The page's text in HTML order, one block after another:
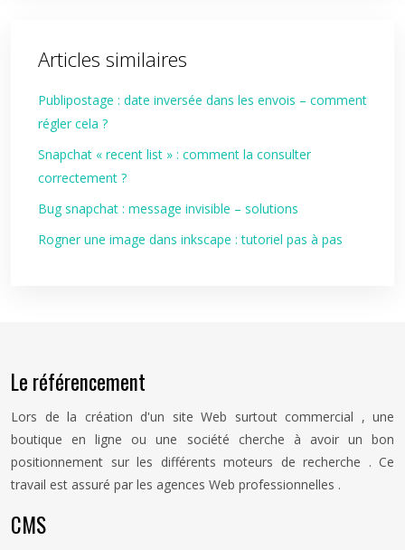
Articles similaires
Publipostage : date inversée dans les envois – comment
régler cela ?
Snapchat « recent list » : comment la consulter
correctement ?
Bug snapchat : message invisible – solutions
Rogner une image dans inkscape : tutoriel pas à pas
Le référencement
Lors de la création d'un site Web surtout commercial , une
boutique en ligne ou une société cherche à avoir un bon
positionnement sur les différents moteurs de recherche . Ce
travail est assuré par les agences Web professionnelles .
CMS